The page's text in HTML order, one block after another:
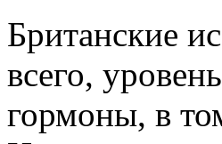
Британские
всего,
гормоны, в